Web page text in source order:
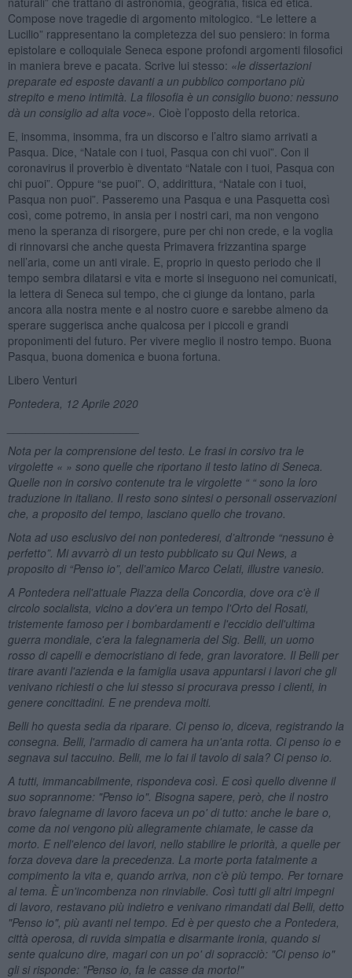
Compose nove tragedie di argomento mitologico. “Le lettere a
Lucilio” rappresentano la completezza del suo pensiero: in forma
epistolare e colloquiale Seneca espone profondi argomenti filosofici
in maniera breve e pacata. Scrive lui stesso: «le dissertazioni
preparate ed esposte davanti a un pubblico comportano più
strepito e meno intimità. La filosofia è un consiglio buono: nessuno
dà un consiglio ad alta voce». Cioè l’opposto della retorica.
E, insomma, insomma, fra un discorso e l’altro siamo arrivati a
Pasqua. Dice, “Natale con i tuoi, Pasqua con chi vuoi”. Con il
coronavirus il proverbio è diventato “Natale con i tuoi, Pasqua con
chi puoi”. Oppure “se puoi”. O, addirittura, “Natale con i tuoi,
Pasqua non puoi”. Passeremo una Pasqua e una Pasquetta così
così, come potremo, in ansia per i nostri cari, ma non vengono
meno la speranza di risorgere, pure per chi non crede, e la voglia
di rinnovarsi che anche questa Primavera frizzantina sparge
nell’aria, come un anti virale. E, proprio in questo periodo che il
tempo sembra dilatarsi e vita e morte si inseguono nei comunicati,
la lettera di Seneca sul tempo, che ci giunge da lontano, parla
ancora alla nostra mente e al nostro cuore e sarebbe almeno da
sperare suggerisca anche qualcosa per i piccoli e grandi
proponimenti del futuro. Per vivere meglio il nostro tempo. Buona
Pasqua, buona domenica e buona fortuna.
Libero Venturi
Pontedera, 12 Aprile 2020
Nota per la comprensione del testo. Le frasi in corsivo tra le
virgolette « » sono quelle che riportano il testo latino di Seneca.
Quelle non in corsivo contenute tra le virgolette “ “ sono la loro
traduzione in italiano. Il resto sono sintesi o personali osservazioni
che, a proposito del tempo, lasciano quello che trovano.
Nota ad uso esclusivo dei non pontederesi, d’altronde “nessuno è
perfetto”. Mi avvarrò di un testo pubblicato su Qui News, a
proposito di “Penso io”, dell’amico Marco Celati, illustre vanesio.
A Pontedera nell'attuale Piazza della Concordia, dove ora c'è il
circolo socialista, vicino a dov'era un tempo l'Orto del Rosati,
tristemente famoso per i bombardamenti e l'eccidio dell'ultima
guerra mondiale, c'era la falegnameria del Sig. Belli, un uomo
rosso di capelli e democristiano di fede, gran lavoratore. Il Belli per
tirare avanti l'azienda e la famiglia usava appuntarsi i lavori che gli
venivano richiesti o che lui stesso si procurava presso i clienti, in
genere concittadini. E ne prendeva molti.
Belli ho questa sedia da riparare. Ci penso io, diceva, registrando la
consegna. Belli, l'armadio di camera ha un'anta rotta. Ci penso io e
segnava sul taccuino. Belli, me lo fai il tavolo di sala? Ci penso io.
A tutti, immancabilmente, rispondeva così. E così quello divenne il
suo soprannome: "Penso io". Bisogna sapere, però, che il nostro
bravo falegname di lavoro faceva un po' di tutto: anche le bare o,
come da noi vengono più allegramente chiamate, le casse da
morto. E nell'elenco dei lavori, nello stabilire le priorità, a quelle per
forza doveva dare la precedenza. La morte porta fatalmente a
compimento la vita e, quando arriva, non c’è più tempo. Per tornare
al tema. È un'incombenza non rinviabile. Così tutti gli altri impegni
di lavoro, restavano più indietro e venivano rimandati dal Belli, detto
"Penso io", più avanti nel tempo. Ed è per questo che a Pontedera,
città operosa, di ruvida simpatia e disarmante ironia, quando si
sente qualcuno dire, magari con un po' di sopracciò: "Ci penso io"
gli si risponde: "Penso io, fa le casse da morto!"